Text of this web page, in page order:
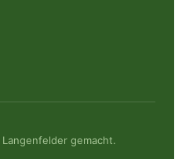
gemacht.